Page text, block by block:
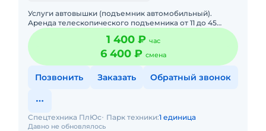
Услуги автовышки (подъемник автомобильный).
Аренда телескопического подъемника от 11 до 45
метров. Выезд во все районы. Подача в день заказа.
Пакет отчетных до
1 400 ₽ час
6 400 ₽ смена
Позвонить Заказать Обратный звонок
Давно не обновлялось
Спецтехника ПлЮс Парк техники:1 единица